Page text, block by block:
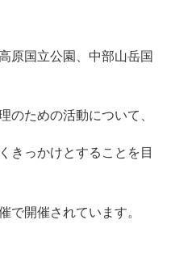
原国立公園、中部山岳国
のための活動について、
きっかけとすることを目
で開催されています。